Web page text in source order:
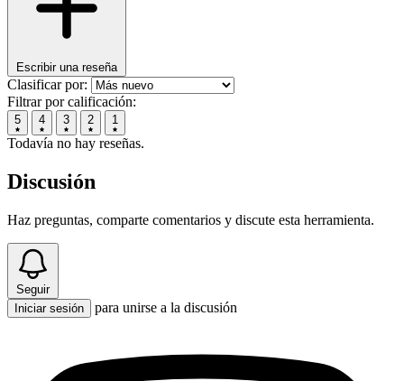
Escribir una reseña
Clasificar por:
Filtrar por calificación:
5 4 3 2 1
Todavía no hay reseñas.
Discusión
Haz preguntas, comparte comentarios y discute esta herramienta.
Seguir
Iniciar sesión
para unirse a la discusión